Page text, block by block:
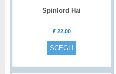
Spinlord Hai
€ 22,00
SCEGLI